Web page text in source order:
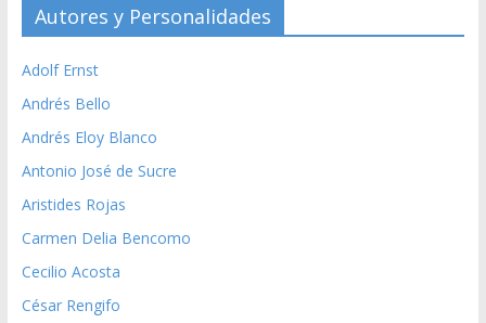
Autores y Personalidades
Adolf Ernst
Andrés Bello
Andrés Eloy Blanco
Antonio José de Sucre
Aristides Rojas
Carmen Delia Bencomo
Cecilio Acosta
César Rengifo